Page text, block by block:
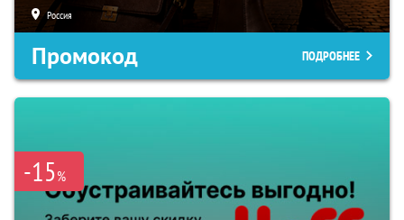
Россия
Промокод ПОДРОБНЕЕ
-15%